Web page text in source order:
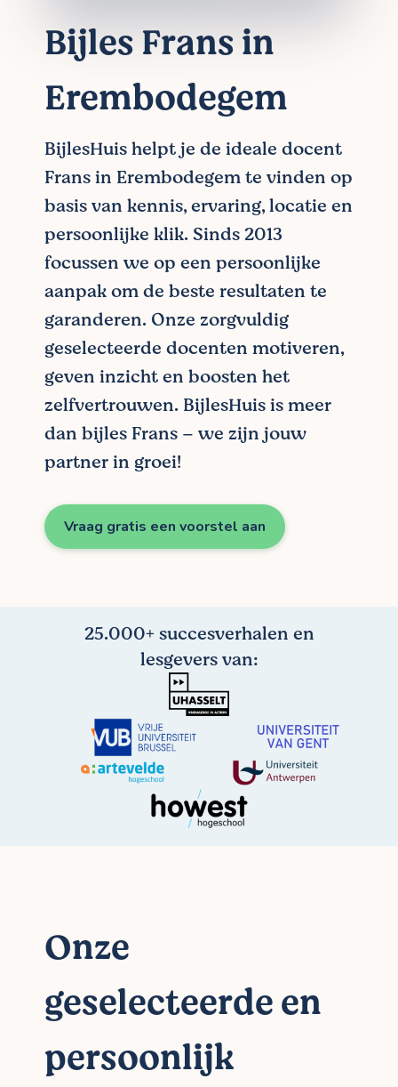
Bijles Frans in
Erembodegem
BijlesHuis helpt je de ideale docent
Frans in Erembodegem te vinden op
basis van kennis, ervaring, locatie en
persoonlijke klik. Sinds 2013
focussen we op een persoonlijke
aanpak om de beste resultaten te
garanderen. Onze zorgvuldig
geselecteerde docenten motiveren,
geven inzicht en boosten het
zelfvertrouwen. BijlesHuis is meer
dan bijles Frans – we zijn jouw
partner in groei!
Vraag gratis een voorstel aan
25.000+ succesverhalen en
lesgevers van:
Onze
geselecteerde en
persoonlijk